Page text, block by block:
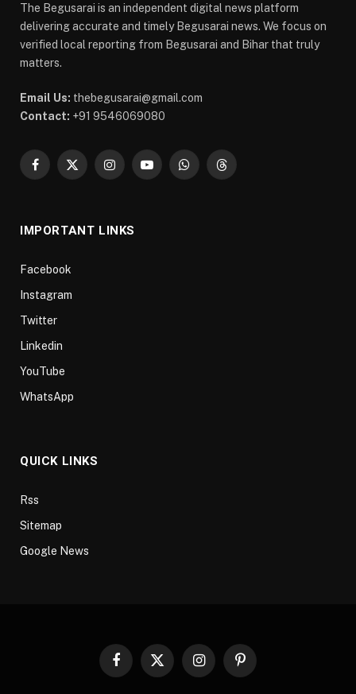
The Begusarai is an independent digital news platform
delivering accurate and timely Begusarai news. We focus on
verified local reporting from Begusarai and Bihar that truly
matters.
Email Us: thebegusarai@gmail.com
Contact: +91 9546069080
Facebook
X
InstagramYouTubeWhatsAppThreads
IMPORTANT LINKS
Facebook
Instagram
Twitter
Linkedin
YouTube
WhatsApp
QUICK LINKS
Rss
Sitemap
Google News
Facebook
X
InstagramPinterest